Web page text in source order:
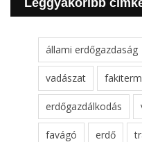
állami erdőgazdaság
vadászat
erdőgazdálkodás
favágó erdő